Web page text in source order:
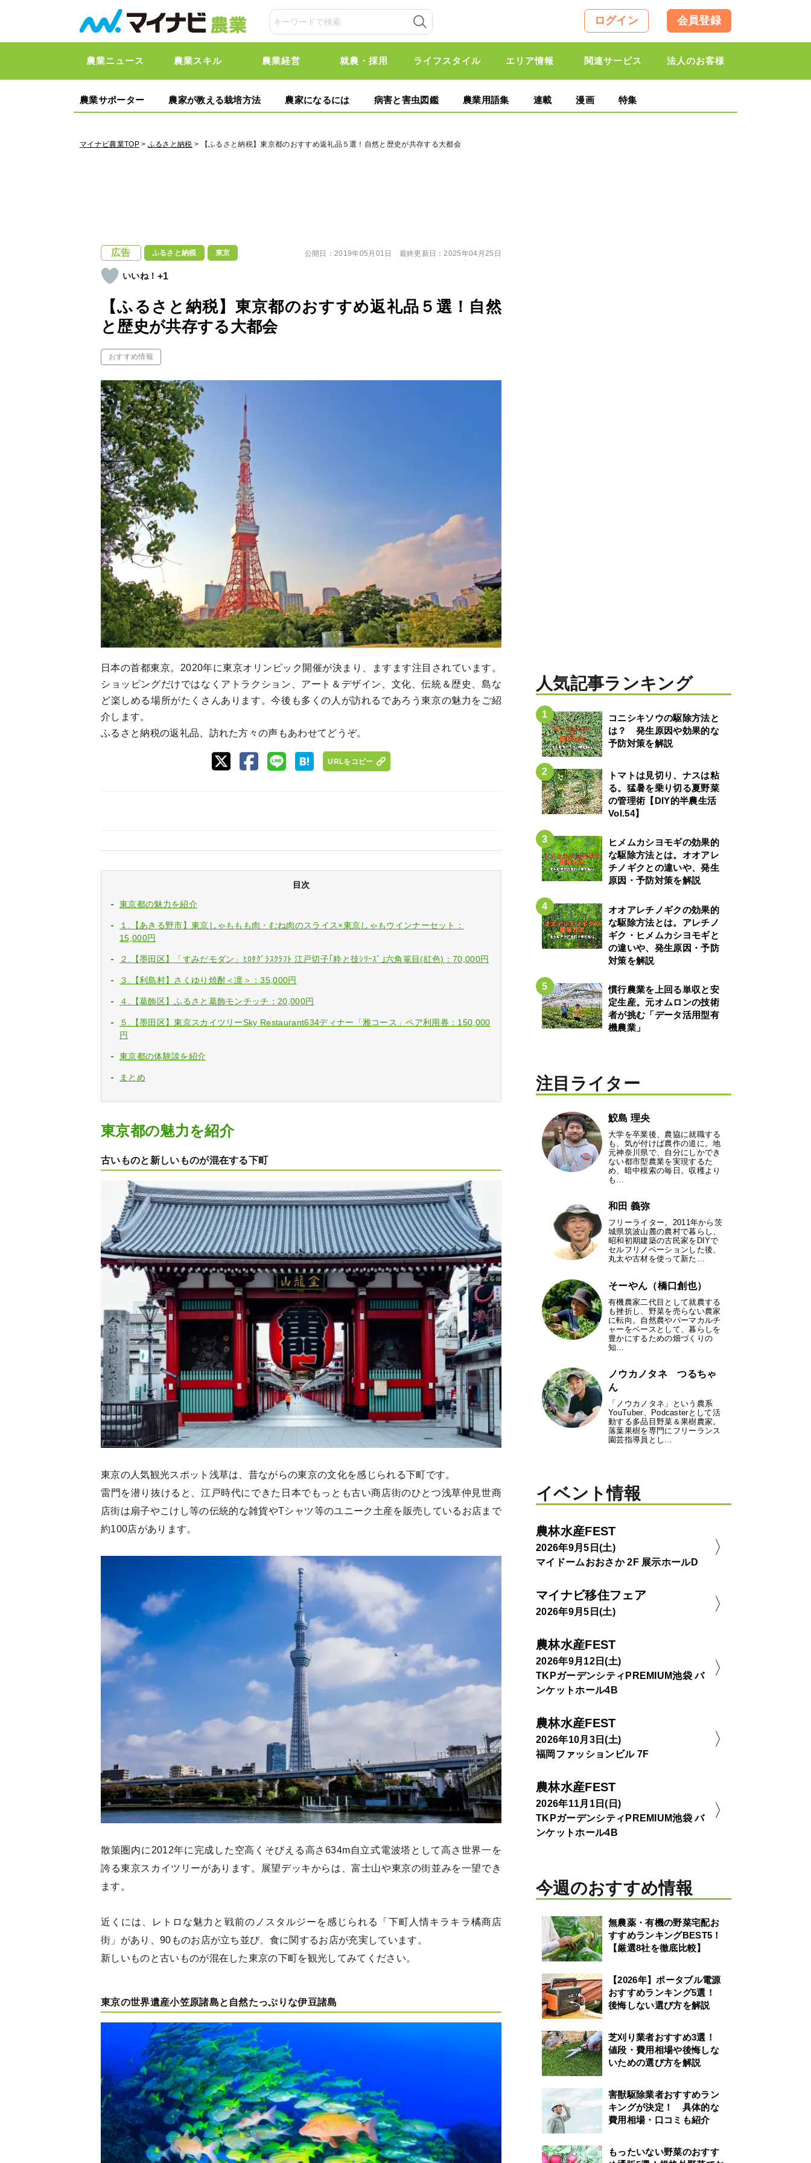
ログイン 会員登録
農業ニュース 農業スキル 農業経営 就農・採用 ライフスタイル エリア情報 関連サービス 法人のお客様
農業サポーター 農家が教える栽培方法 農家になるには 病害と害虫図鑑 農業用語集 連載 漫画 特集
マイナビ農業TOP> ふるさと納税 > 【ふるさと納税】東京都のおすすめ返礼品５選！自然と歴史が共存する大都会
広告 ふるさと納税 東京
+1
【ふるさと納税】東京都のおすすめ返礼品５選！自然
と歴史が共存する大都会
おすすめ情報
公開日：2019年05月01日 最終更新日：2025年04月25日
日本の首都東京。2020年に東京オリンピック開催が決まり、ますます注目されています。
ショッピングだけではなくアトラクション、アート＆デザイン、文化、伝統＆歴史、島な
ど楽しめる場所がたくさんあります。今後も多くの人が訪れるであろう東京の魅力をご紹
介します。
ふるさと納税の返礼品、訪れた方々の声もあわせてどうぞ。
URLをコピー
目次
東京都の魅力を紹介
１.【あきる野市】東京しゃももも肉・むね肉のスライス×東京しゃもウインナーセット：
15,000円
２.【墨田区】「すみだモダン」ﾋﾛﾀｸﾞﾗｽｸﾗﾌﾄ 江戸切子｢粋と技ｼﾘｰｽﾞ｣六角篭目(紅色)：70,000円
３.【利島村】さくゆり焼酎＜凛＞：35,000円
４.【葛飾区】ふるさと葛飾モンチッチ：20,000円
５.【墨田区】東京スカイツリーSky Restaurant634ディナー「雅コース」ペア利用券：150,000
円
東京都の体験談を紹介
まとめ
東京都の魅力を紹介
古いものと新しいものが混在する下町
東京の人気観光スポット浅草は、昔ながらの東京の文化を感じられる下町です。
雷門を潜り抜けると、江戸時代にできた日本でもっとも古い商店街のひとつ浅草仲見世商
店街は扇子やこけし等の伝統的な雑貨やTシャツ等のユニーク土産を販売しているお店まで
約100店があります。
散策圏内に2012年に完成した空高くそびえる高さ634m自立式電波塔として高さ世界一を
誇る東京スカイツリーがあります。展望デッキからは、富士山や東京の街並みを一望でき
ます。
近くには、レトロな魅力と戦前のノスタルジーを感じられる「下町人情キラキラ橘商店
街」があり、90ものお店が立ち並び、食に関するお店が充実しています。
新しいものと古いものが混在した東京の下町を観光してみてください。
東京の世界遺産小笠原諸島と自然たっぷりな伊豆諸島
人気記事ランキング
コニシキソウの駆除方法と
は？ 発生原因や効果的な
予防対策を解説
トマトは見切り、ナスは粘
る。猛暑を乗り切る夏野菜
の管理術【DIY的半農生活
Vol.54】
ヒメムカシヨモギの効果的
な駆除方法とは。オオアレ
チノギクとの違いや、発生
原因・予防対策を解説
オオアレチノギクの効果的
な駆除方法とは。アレチノ
ギク・ヒメムカシヨモギと
の違いや、発生原因・予防
対策を解説
慣行農業を上回る単収と安
定生産。元オムロンの技術
者が挑む「データ活用型有
機農業」
注目ライター
鮫島 理央
大学を卒業後、農協に就職する
も、気が付けば農作の道に。地
元神奈川県で、自分にしかでき
ない都市型農業を実現するた
め、暗中模索の毎日。収穫より
も…
和田 義弥
フリーライター。2011年から茨
城県筑波山麓の農村で暮らし、
昭和初期建築の古民家をDIYで
セルフリノベーションした後、
丸太や古材を使って新た…
そーやん（橋口創也）
有機農家二代目として就農する
も挫折し、野菜を売らない農家
に転向。自然農やパーマカルチ
ャーをベースとして、暮らしを
豊かにするための畑づくりの
知…
ノウカノタネ つるちゃ
ん
「ノウカノタネ」という農系
YouTuber、Podcasterとして活
動する多品目野菜＆果樹農家。
落葉果樹を専門にフリーランス
園芸指導員とし…
イベント情報
農林水産FEST
2026年9月5日(土)
マイドームおおさか 2F 展示ホールD
マイナビ移住フェア
2026年9月5日(土)
農林水産FEST
2026年9月12日(土)
TKPガーデンシティPREMIUM池袋 バ
ンケットホール4B
農林水産FEST
2026年10月3日(土)
福岡ファッションビル 7F
農林水産FEST
2026年11月1日(日)
TKPガーデンシティPREMIUM池袋 バ
ンケットホール4B
今週のおすすめ情報
無農薬・有機の野菜宅配お
すすめランキングBEST5！
【厳選8社を徹底比較】
【2026年】ポータブル電源
おすすめランキング5選！
後悔しない選び方を解説
芝刈り業者おすすめ3選！
値段・費用相場や後悔しな
いための選び方を解説
害獣駆除業者おすすめラン
キングが決定！ 具体的な
費用相場・口コミも紹介
もったいない野菜のおすす